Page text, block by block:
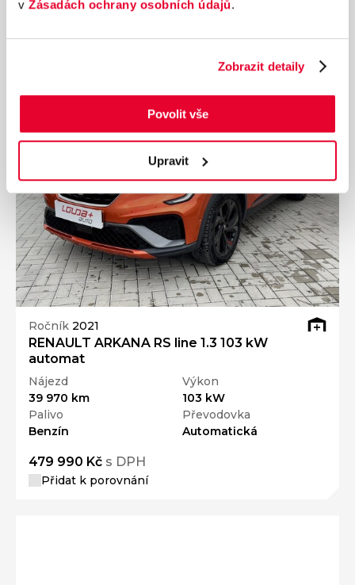
v Zásadách ochrany osobních údajů.
Zobrazit detaily
Povolit vše
Upravit
556 900 Kčs DPH
Ročník 2021
RENAULT ARKANA RS line 1.3 103 kW
automat
Nájezd
39 970 km
Výkon
103 kW
Palivo
Benzín
Převodovka
Automatická
479 990 Kč s DPH
Přidat k porovnání